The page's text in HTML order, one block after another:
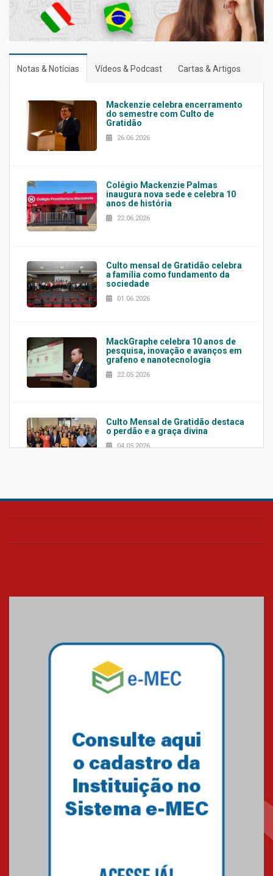
Notas & Notícias Vídeos & Podcast Cartas & Artigos
Mackenzie celebra encerramento
do semestre com Culto de
Gratidão
26.06.2026
Colégio Mackenzie Palmas
inaugura nova sede e celebra 10
anos de história
22.06.2026
Culto mensal de Gratidão celebra
a família como fundamento da
sociedade
01.06.2026
MackGraphe celebra 10 anos de
pesquisa, inovação e avanços em
grafeno e nanotecnologia
22.05.2026
Culto Mensal de Gratidão destaca
o perdão e a graça divina
04.05.2026
Confira como foi o culto mensal
Mackenzie mobiliza campanha
solidária para apoiar famílias em
Minas Gerais
Primeiro culto do ano ressalta o
27.02.2026